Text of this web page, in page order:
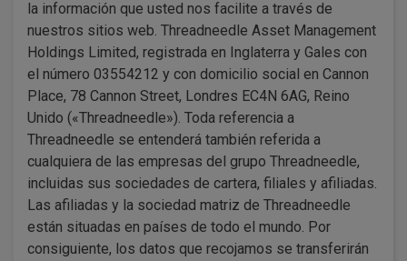
la información que usted nos facilite a través de
nuestros sitios web. Threadneedle Asset Management
Holdings Limited, registrada en Inglaterra y Gales con
el número 03554212 y con domicilio social en Cannon
Place, 78 Cannon Street, Londres EC4N 6AG, Reino
Unido («Threadneedle»). Toda referencia a
Threadneedle se entenderá también referida a
cualquiera de las empresas del grupo Threadneedle,
incluidas sus sociedades de cartera, filiales y afiliadas.
Las afiliadas y la sociedad matriz de Threadneedle
están situadas en países de todo el mundo. Por
consiguiente, los datos que recojamos se transferirán